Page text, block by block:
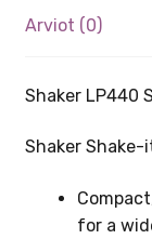
Arviot (0)
Shaker LP440
Shaker
for a